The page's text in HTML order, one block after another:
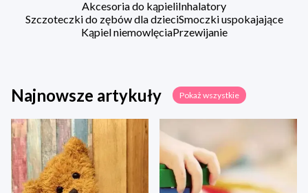
Akcesoria do kąpieliInhalatory
Szczoteczki do zębów dla dzieciSmoczki uspokajające
Kąpiel niemowlęciaPrzewijanie
Najnowsze artykuły Pokaż wszystkie